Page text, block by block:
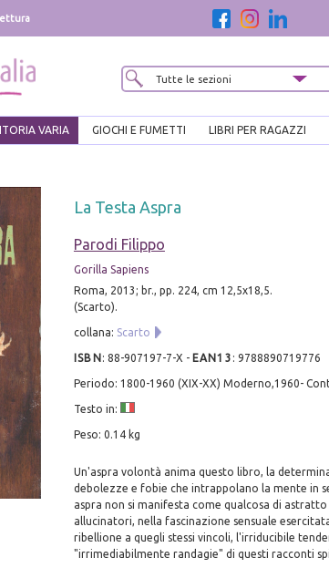
VARIA GIOCHI E FUMETTI LIBRI PER RAGAZZI
La Testa Aspra
Parodi Filippo
Gorilla Sapiens
Roma, 2013; br., pp. 224, cm 12,5x18,5.
(Scarto).
collana: Scarto
ISBN : 88-907197-7-X - EAN13 : 9788890719776
Periodo: 1800-1960 (XIX-XX) Moderno,1960-
Testo in:
Peso: 0.14 kg
Un'aspra volontà anima questo libro, la
debolezze e fobie che intrappolano la mente in
aspra non si manifesta come qualcosa di
allucinatori, nella fascinazione sensuale
ribellione a quegli stessi vincoli, l'irriducibile
"irrimediabilmente randagie" di questi racconti